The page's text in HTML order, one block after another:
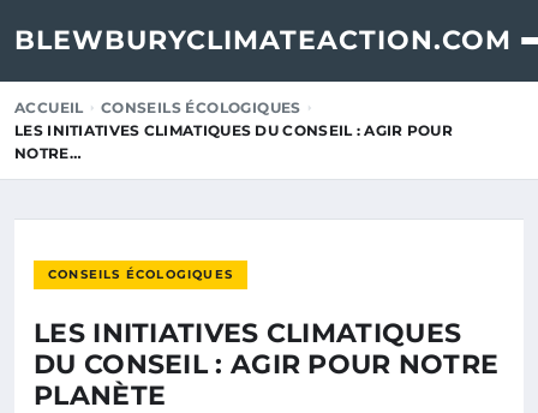
BLEWBURYCLIMATEACTION.COM
ACCUEIL
CONSEILS ÉCOLOGIQUES
LES INITIATIVES CLIMATIQUES DU CONSEIL : AGIR POUR
NOTRE…
CONSEILS ÉCOLOGIQUES
LES INITIATIVES CLIMATIQUES
DU CONSEIL : AGIR POUR NOTRE
PLANÈTE